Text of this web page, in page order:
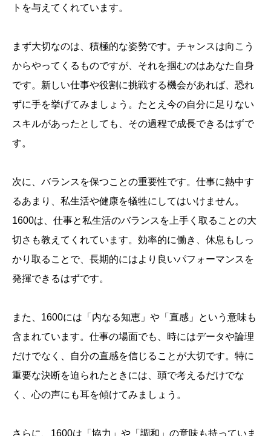
トを与えてくれています。
まず大切なのは、積極的な姿勢です。チャンスは向こう
からやってくるものですが、それを掴むのはあなた自身
です。新しい仕事や役割に挑戦する機会があれば、恐れ
ずに手を挙げてみましょう。たとえ今の自分に足りない
スキルがあったとしても、その過程で成長できるはずで
す。
次に、バランスを保つことの重要性です。仕事に熱中す
るあまり、私生活や健康を犠牲にしてはいけません。
1600は、仕事と私生活のバランスを上手く取ることの大
切さも教えてくれています。効率的に働き、休息もしっ
かり取ることで、長期的にはより良いパフォーマンスを
発揮できるはずです。
また、1600には「内なる知恵」や「直感」という意味も
含まれています。仕事の場面でも、時にはデータや論理
だけでなく、自分の直感を信じることが大切です。特に
重要な決断を迫られたときには、頭で考えるだけでな
く、心の声にも耳を傾けてみましょう。
さらに、1600は「協力」や「調和」の意味も持っていま